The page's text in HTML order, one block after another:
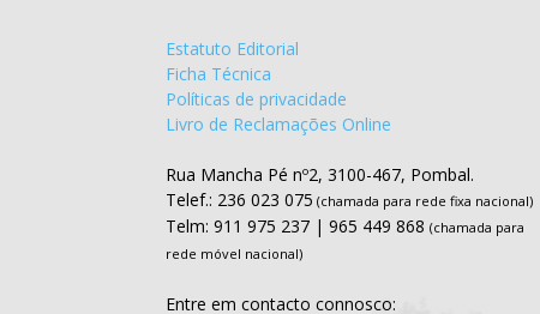
Estatuto Editorial
Ficha Técnica
Políticas de privacidade
Livro de Reclamações Online
Rua Mancha Pé nº2, 3100-467, Pombal.
Telef.: 236 023 075 (chamada para rede fixa nacional)
Telm: 911 975 237 | 965 449 868 (chamada para
rede móvel nacional)
Entre em contacto connosco: